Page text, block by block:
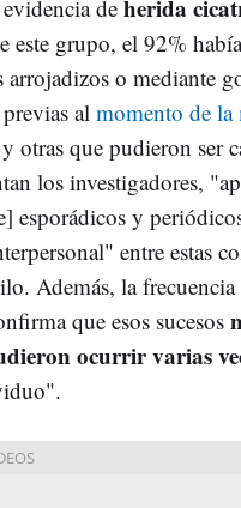
de herida
este grupo, el 92%
arrojadizos o mediante
almomento de la
y otras que pudieron ser
los investigadores,
esporádicos y
entre estas
Además, la frecuencia
que esos sucesos
ocurrir varias